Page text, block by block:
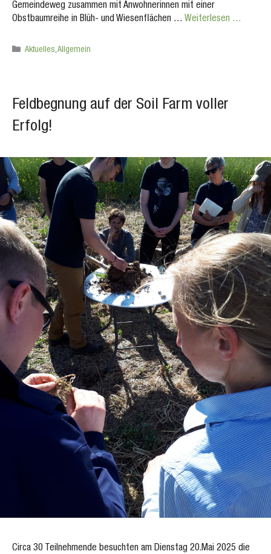
Gemeindeweg zusammen mit Anwohnerinnen mit einer
Obstbaumreihe in Blüh- und Wiesenflächen … Weiterlesen …
Kategorien
Aktuelles,Allgemein
Feldbegnung auf der Soil Farm voller
Erfolg!
Circa 30 Teilnehmende besuchten am Dienstag 20.Mai 2025 die